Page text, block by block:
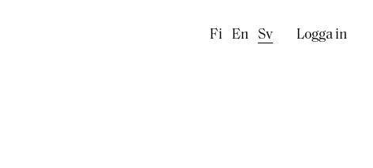
Fi En Sv Logga in